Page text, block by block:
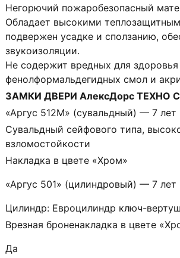
Негорючий пожаробезопасный
Обладает высокими
подвержен усадке и сползанию,
звукоизоляции.
Не содержит вредных для
фенолформальдегидных смол и
ЗАМКИ ДВЕРИ АлексДорс ТЕХНО
«Аргус 512М» (сувальдный) — 7 лет
Сувальдный сейфового типа,
взломостойкости
Накладка в цвете «Хром»
«Аргус 501» (цилиндровый) — 7 лет
Цилиндр: Евроцилиндр ключ-
Врезная броненакладка в цвете
Да